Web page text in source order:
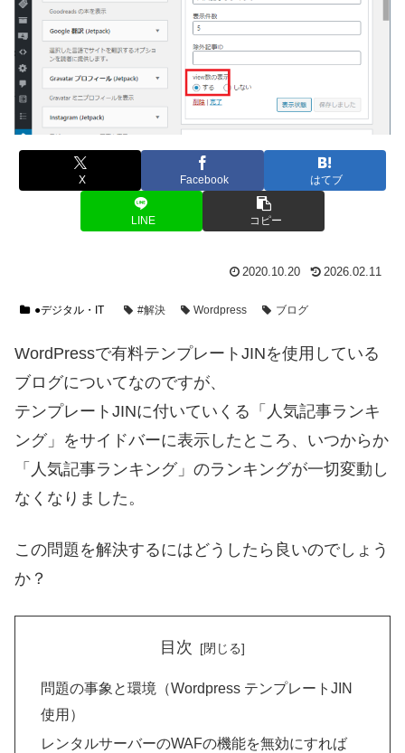
X Facebook はてブ
LINE コピー
2020.10.20 2026.02.11
●デジタル・IT #解決 Wordpress ブログ
WordPressで有料テンプレートJINを使用している
ブログについてなのですが、
テンプレートJINに付いていくる「人気記事ランキ
ング」をサイドバーに表示したところ、いつからか
「人気記事ランキング」のランキングが一切変動し
なくなりました。
この問題を解決するにはどうしたら良いのでしょう
か？
目次
問題の事象と環境（Wordpress テンプレートJIN
使用）
レンタルサーバーのWAFの機能を無効にすれば